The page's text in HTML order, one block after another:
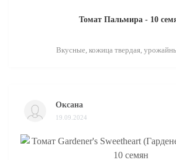
Томат Пальмира - 10
Вкусные, кожица твердая,
Оксана
19.09.2024